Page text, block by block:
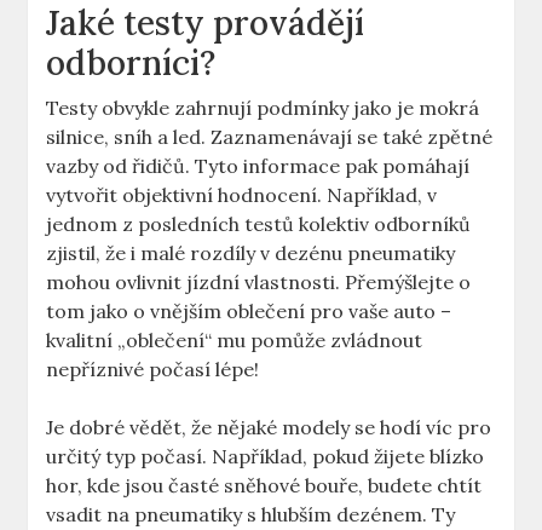
Jaké testy provádějí
odborníci?
Testy obvykle zahrnují podmínky jako je mokrá
silnice, sníh a led. Zaznamenávají se také zpětné
vazby od řidičů. Tyto informace pak pomáhají
vytvořit objektivní hodnocení. Například, v
jednom z posledních testů kolektiv odborníků
zjistil, že i malé rozdíly v dezénu pneumatiky
mohou ovlivnit jízdní vlastnosti. Přemýšlejte o
tom jako o vnějším oblečení pro vaše auto –
kvalitní „oblečení“ mu pomůže zvládnout
nepříznivé počasí lépe!
Je dobré vědět, že nějaké modely se hodí víc pro
určitý typ počasí. Například, pokud žijete blízko
hor, kde jsou časté sněhové bouře, budete chtít
vsadit na pneumatiky s hlubším dezénem. Ty